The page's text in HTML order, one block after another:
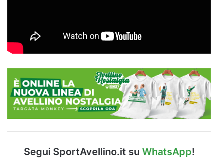
Segui SportAvellino.it su WhatsApp!